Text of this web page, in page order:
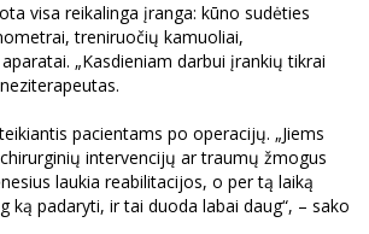
visa reikalinga įranga: kūno sudėties
treniruočių kamuoliai,
„Kasdieniam darbui įrankių tikrai
pacientams po operacijų. „Jiems
intervencijų ar traumų žmogus
laukia reabilitacijos, o per tą laiką
ką padaryti, ir tai duoda labai daug“, – sako